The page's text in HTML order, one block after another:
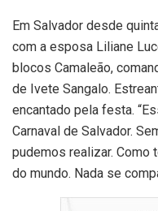
Em Salvador desde
com a esposa Liliane
blocos Camaleão,
de Ivete Sangalo.
encantado pela festa.
Carnaval de Salvador.
pudemos realizar. Como
do mundo. Nada se